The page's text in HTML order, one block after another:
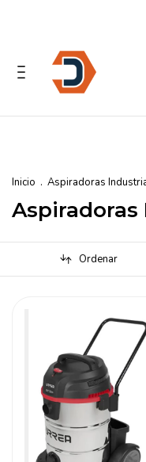
Inicio . Aspiradoras
Ordenar